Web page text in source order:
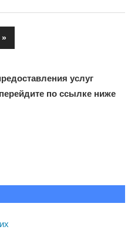
Next
Posts
»
услуг
по ссылке ниже